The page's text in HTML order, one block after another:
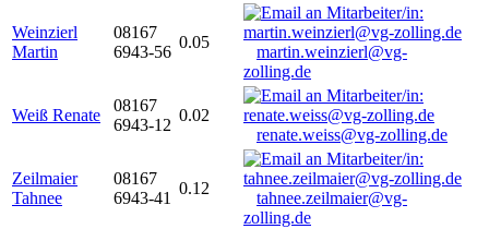
Weinzierl
Martin
08167
6943-56
0.05
martin.weinzierl@vg-
zolling.de
Weiß Renate
08167
6943-12
0.02
renate.weiss@vg-zolling.de
Zeilmaier
Tahnee
08167
6943-41
0.12
tahnee.zeilmaier@vg-
zolling.de